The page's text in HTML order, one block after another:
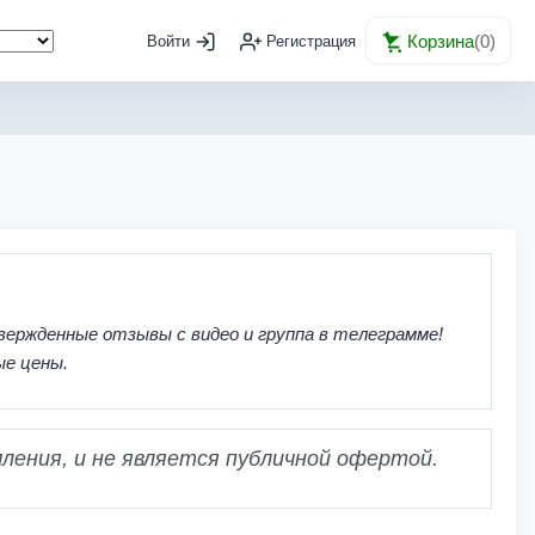
Войти Регистрация Корзина(0)
отзывы с видео и группа в телеграмме!
цены.
и не является публичной офертой.